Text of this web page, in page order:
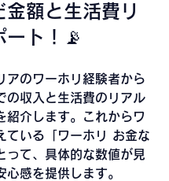
金額と生活費リ
ート！📡
アのワーホリ経験者から
の収入と生活費のリアル
紹介します。これからワ
ている「ワーホリ お金な
って、具体的な数値が見
心感を提供します。